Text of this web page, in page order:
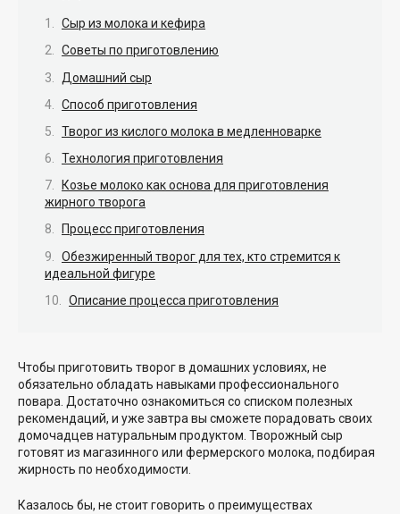
Сыр из молока и кефира
Советы по приготовлению
Домашний сыр
Способ приготовления
Творог из кислого молока в медленноварке
Технология приготовления
Козье молоко как основа для приготовления
жирного творога
Процесс приготовления
Обезжиренный творог для тех, кто стремится к
идеальной фигуре
Описание процесса приготовления
Чтобы приготовить творог в домашних условиях, не
обязательно обладать навыками профессионального
повара. Достаточно ознакомиться со списком полезных
рекомендаций, и уже завтра вы сможете порадовать своих
домочадцев натуральным продуктом. Творожный сыр
готовят из магазинного или фермерского молока, подбирая
жирность по необходимости.
Казалось бы, не стоит говорить о преимуществах